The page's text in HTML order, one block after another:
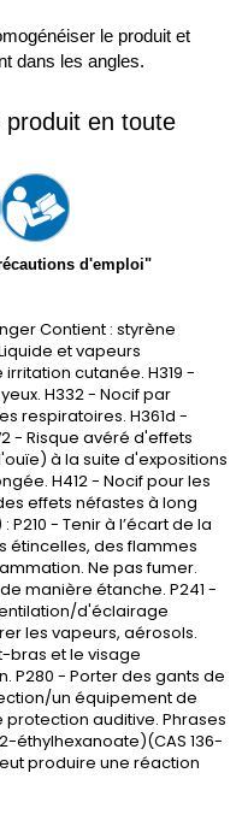
le produit et
dans les angles.
produit en toute
d'emploi"
Contient : styrène
et vapeurs
cutanée. H319 -
H332 - Nocif par
respiratoires. H361d -
- Risque avéré d'effets
à la suite d'expositions
H412 - Nocif pour les
effets néfastes à long
- Tenir à l’écart de la
étincelles, des flammes
Ne pas fumer.
manière étanche. P241 -
d'éclairage
les vapeurs, aérosols.
bras et le visage
P280 - Porter des gants de
un équipement de
auditive. Phrases
éthylhexanoate)(CAS 136-
produire une réaction